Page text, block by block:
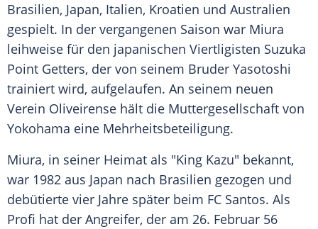
Brasilien, Japan, Italien, Kroatien und Australien
gespielt. In der vergangenen Saison war Miura
leihweise für den japanischen Viertligisten Suzuka
Point Getters, der von seinem Bruder Yasotoshi
trainiert wird, aufgelaufen. An seinem neuen
Verein Oliveirense hält die Muttergesellschaft von
Yokohama eine Mehrheitsbeteiligung.
Miura, in seiner Heimat als "King Kazu" bekannt,
war 1982 aus Japan nach Brasilien gezogen und
debütierte vier Jahre später beim FC Santos. Als
Profi hat der Angreifer, der am 26. Februar 56